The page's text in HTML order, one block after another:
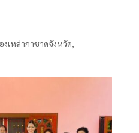
เหล่ากาชาดจังหวัด,